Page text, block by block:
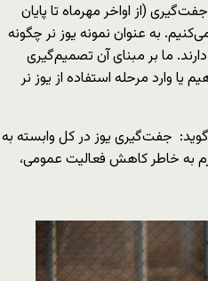
(از اواخر مهرماه تا پایان
به عنوان نمونه یوز نر چگونه
ما بر مبنای آن تصمیم‌گیری
یا وارد مرحله استفاده از یوز نر
جفت‌گیری یوز در کل وابسته به
به خاطر کاهش فعالیت عمومی،